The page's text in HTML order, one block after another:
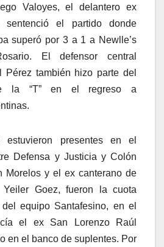
Valoyes, el delantero ex
sentenció el partido donde
superó por 3 a 1 a Newlle’s
El defensor central
Pérez también hizo parte del
la “T” en el regreso a
estuvieron presentes en el
Defensa y Justicia y Colón
Morelos y el ex canterano de
Yeiler Goez, fueron la cuota
equipo Santafesino, en el
el ex San Lorenzo Raúl
en el banco de suplentes. Por